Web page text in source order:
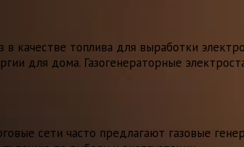
качестве топлива для выработки
для дома. Газогенераторные
сети часто предлагают газовые